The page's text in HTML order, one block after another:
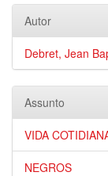
Autor
Debret, Jean
Assunto
VIDA
NEGROS